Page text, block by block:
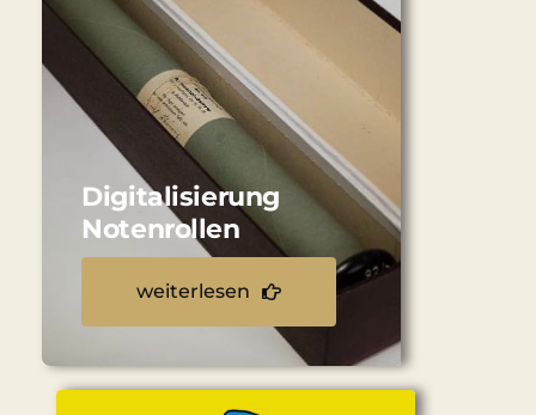
Digitalisierung
Notenrollen
weiterlesen